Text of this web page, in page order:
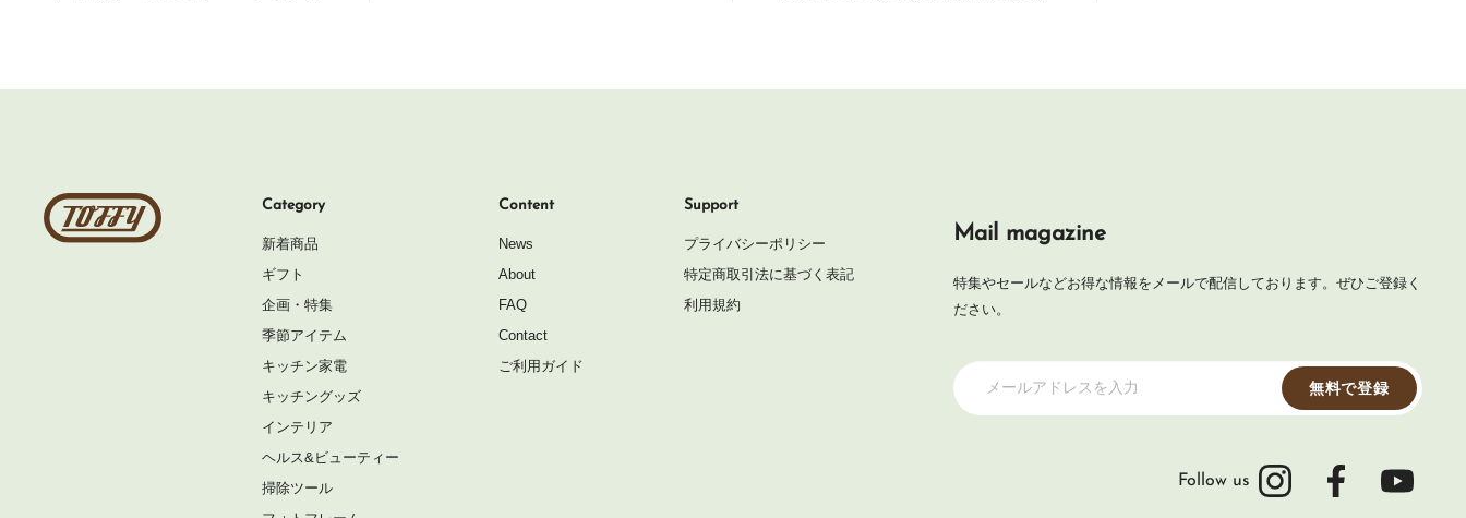
Toffy
公
Category
新着商品
ギフト
企画・特集
季節アイテム
キッチン家電
キッチングッズ
インテリア
ヘルス&ビューティー
掃除ツール
Content
News
About
FAQ
Contact
ご利用ガイド
Support
プライバシーポリシー
特定商取引法に基づく表記
利用規約
Mail magazine
特集やセールなどお得な情報をメールで配信しております。ぜひご登録く
ださい。
メールアドレスを入力 無料で登録
Follow us